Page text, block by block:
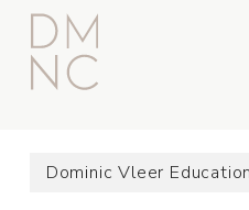
Skip
main
content
Dominic Vleer Education